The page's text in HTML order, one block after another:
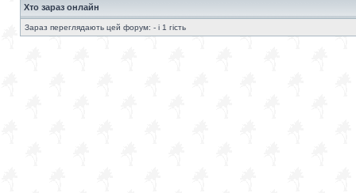
Хто зараз онлайн
Зараз переглядають цей форум: - і 1 гість